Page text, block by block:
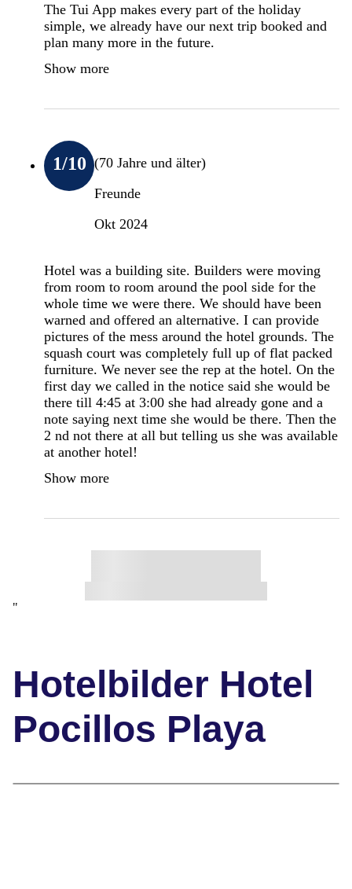
The Tui App makes every part of the holiday
simple, we already have our next trip booked and
plan many more in the future.
Show more
1/10 (70 Jahre und älter)
Freunde
Okt 2024
Hotel was a building site. Builders were moving
from room to room around the pool side for the
whole time we were there. We should have been
warned and offered an alternative. I can provide
pictures of the mess around the hotel grounds. The
squash court was completely full up of flat packed
furniture. We never see the rep at the hotel. On the
first day we called in the notice said she would be
there till 4:45 at 3:00 she had already gone and a
note saying next time she would be there. Then the
2 nd not there at all but telling us she was available
at another hotel!
Show more
"
Hotelbilder Hotel
Pocillos Playa